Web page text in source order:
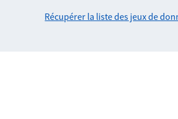
Récupérer la liste des jeux de